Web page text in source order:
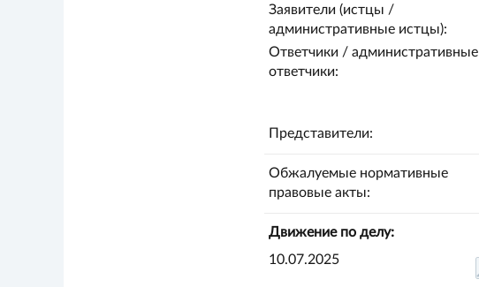
Заявители (истцы /
административные истцы):
Ответчики / административные
ответчики:
Представители:
Обжалуемые нормативные
правовые акты:
Движение по делу:
10.07.2025